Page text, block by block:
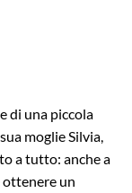
di una piccola
moglie Silvia,
a tutto: anche a
un